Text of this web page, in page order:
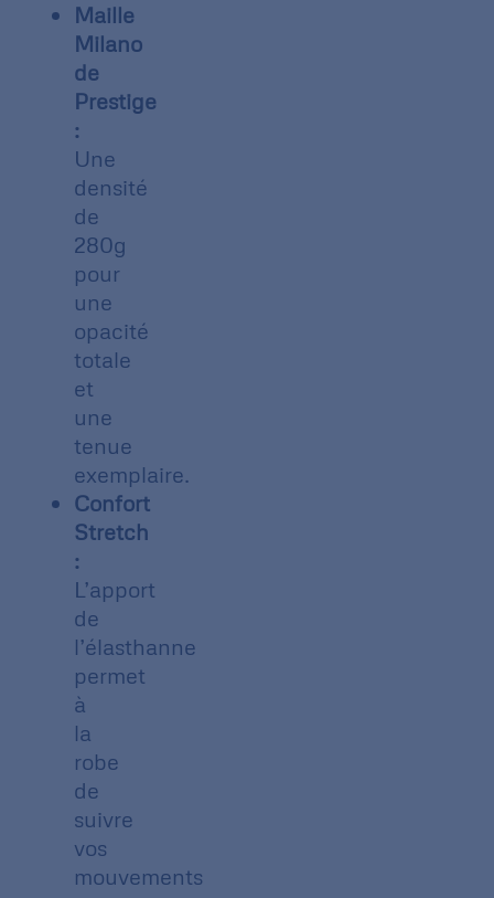
Maille
Milano
de
Prestige
:
Une
densité
de
280g
pour
une
opacité
totale
et
une
tenue
exemplaire.
Confort
Stretch
:
L’apport
de
l’élasthanne
permet
à
la
robe
de
suivre
vos
mouvements